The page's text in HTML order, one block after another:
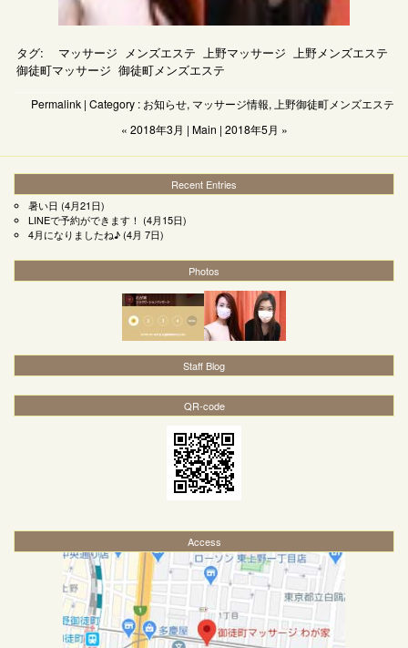
タグ: マッサージ メンズエステ 上野マッサージ 上野メンズエステ
御徒町マッサージ 御徒町メンズエステ
Permalink | Category : お知らせ, マッサージ情報, 上野御徒町メンズエステ
« 2018年3月 | Main | 2018年5月 »
Recent Entries
暑い日 (4月21日)
LINEで予約ができます！ (4月15日)
4月になりましたね♪(4月 7日)
Photos
Staff Blog
QR-code
Access